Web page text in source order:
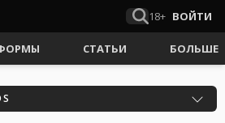
18+ ВОЙТИ
СТАТЬИ БОЛЬШЕ